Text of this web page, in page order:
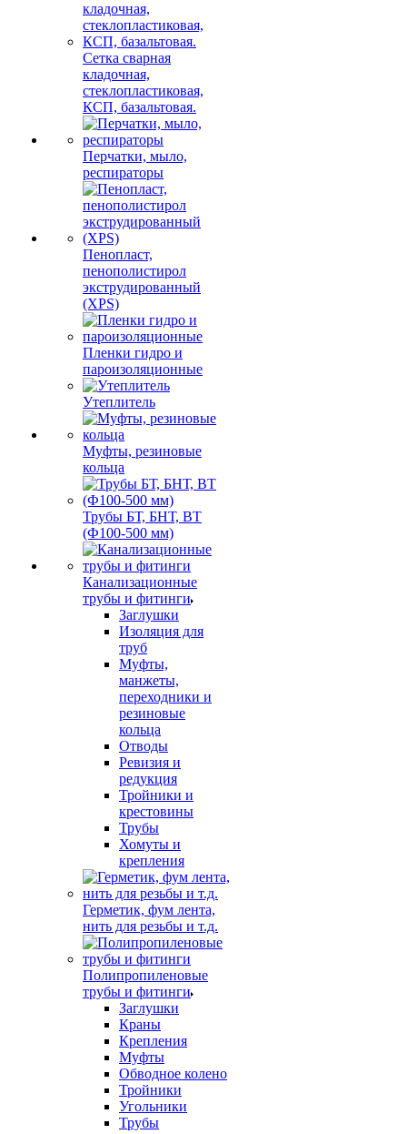
Сетка сварная
кладочная,
стеклопластиковая,
КСП, базальтовая.
Перчатки, мыло,
респираторы
Пенопласт,
пенополистирол
экструдированный
(XPS)
Пленки гидро и
пароизоляционные
Утеплитель
Муфты, резиновые
кольца
Трубы БТ, БНТ, ВТ
(Ф100-500 мм)
Канализационные
трубы и фитинги
Заглушки
Изоляция для
труб
Муфты,
манжеты,
переходники и
резиновые
кольца
Отводы
Ревизия и
редукция
Тройники и
крестовины
Трубы
Хомуты и
крепления
Герметик, фум лента,
нить для резьбы и т.д.
Полипропиленовые
трубы и фитинги
Заглушки
Краны
Крепления
Муфты
Обводное колено
Тройники
Угольники
Трубы